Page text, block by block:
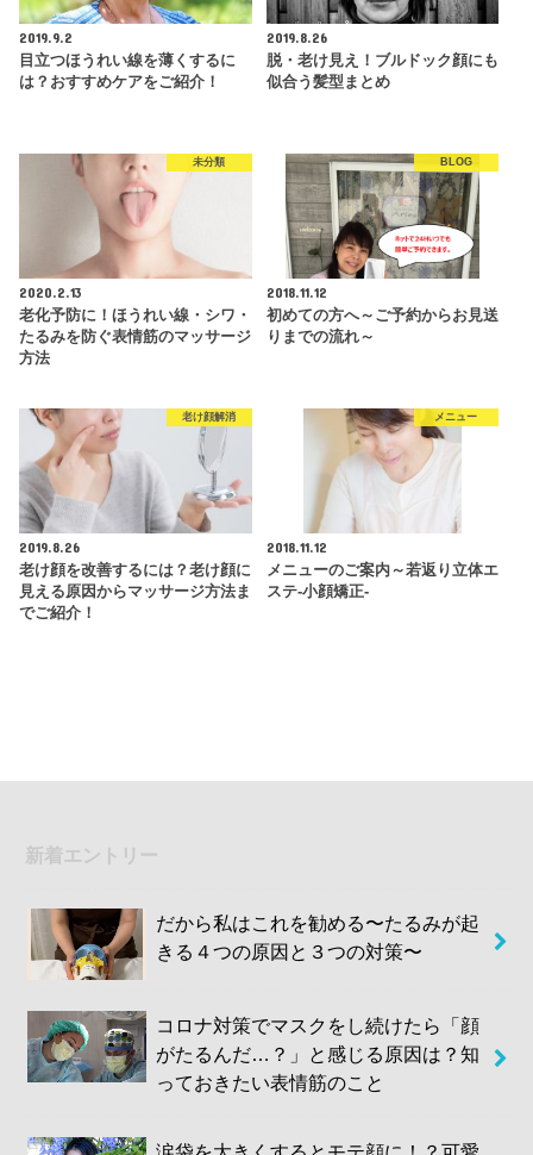
2019.9.2
目立つほうれい線を薄くするに
は？おすすめケアをご紹介！
2019.8.26
脱・老け見え！ブルドック顔にも
似合う髪型まとめ
未分類
2020.2.13
老化予防に！ほうれい線・シワ・
たるみを防ぐ表情筋のマッサージ
方法
BLOG
2018.11.12
初めての方へ～ご予約からお見送
りまでの流れ～
老け顔解消
2019.8.26
老け顔を改善するには？老け顔に
見える原因からマッサージ方法ま
でご紹介！
メニュー
2018.11.12
メニューのご案内～若返り立体エ
ステ-小顔矯正-
新着エントリー
だから私はこれを勧める〜たるみが起
きる４つの原因と３つの対策〜
コロナ対策でマスクをし続けたら「顔
がたるんだ…？」と感じる原因は？知
っておきたい表情筋のこと